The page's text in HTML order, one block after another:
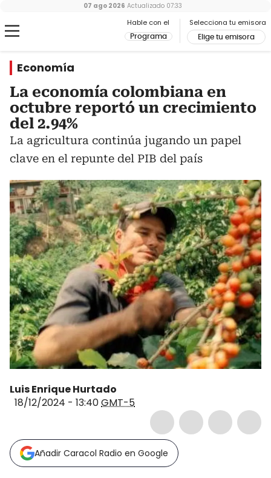
Hable con el
Programa
Selecciona tu emisora
Elige tu emisora
07 ago 2026 Actualizado 07:33
Economía
La economía colombiana en
octubre reportó un crecimiento
del 2.94%
La agricultura continúa jugando un papel
clave en el repunte del PIB del país
Luis Enrique Hurtado
18/12/2024 - 13:40GMT-5
Añadir Caracol Radio en Google